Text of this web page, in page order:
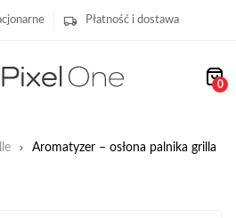
Płatność i dostawa
0
Aromatyzer – osłona palnika grilla